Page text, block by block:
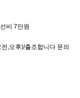
비 7만원
,오후)/출조합니다 문의